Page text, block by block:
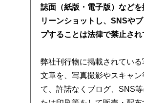
誌面（紙版・電子版）などを
リーンショットし、SNSや
プすることは法律で禁止され
弊社刊行物に掲載されてい
文章を、写真撮影やスキャン
て、許諾なくブログ、SNS等